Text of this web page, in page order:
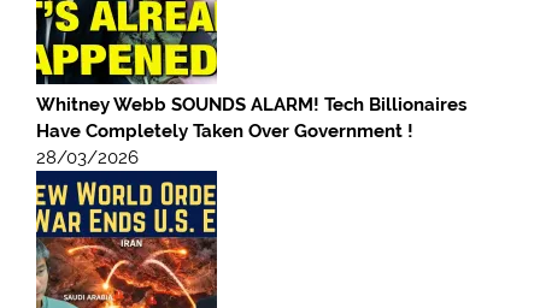
Whitney Webb SOUNDS ALARM! Tech Billionaires
Have Completely Taken Over Government !
28/03/2026